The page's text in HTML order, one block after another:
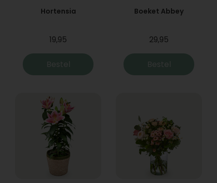
Hortensia
19,95
Bestel
Boeket Abbey
29,95
Bestel